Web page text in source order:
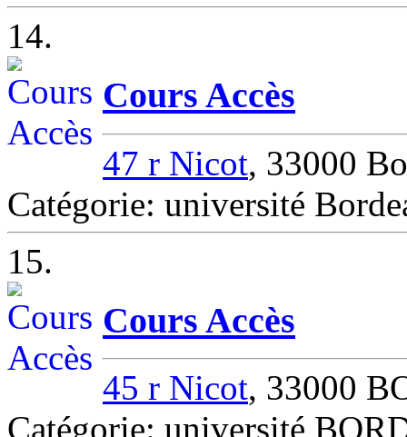
14.
Cours Accès
47 r Nicot, 33000
Catégorie: université
15.
Cours Accès
45 r Nicot, 33000
Catégorie: université